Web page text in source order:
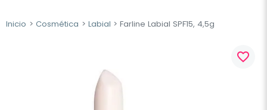
Inicio Cosmética Labial Farline Labial SPF15, 4,5g
favorite_border